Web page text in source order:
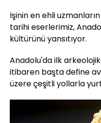
İşinin en ehli
tarihi eserlerimiz,
kültürünü yansıtıyor.
Anadolu'da ilk arkeolojik
itibaren başta define
üzere çeşitli yollarla yurt